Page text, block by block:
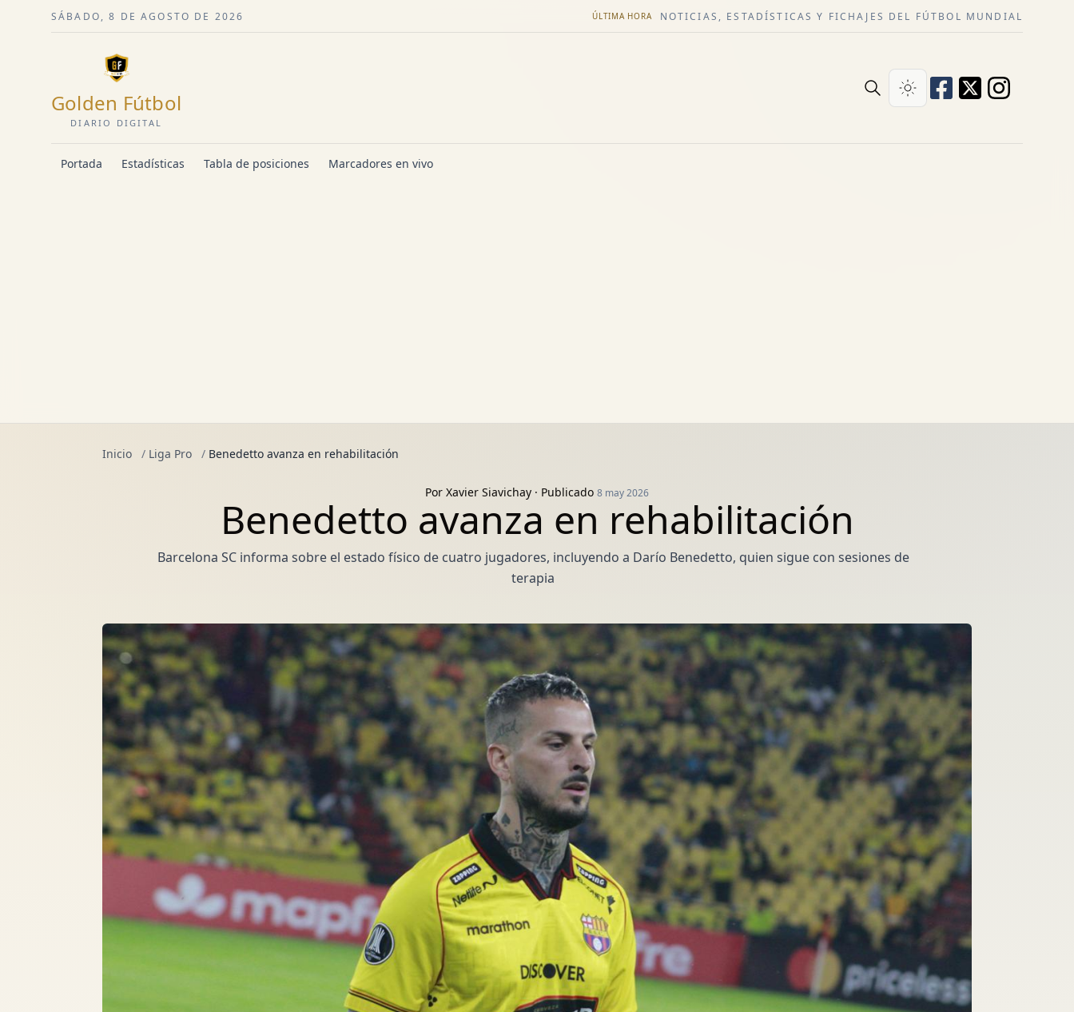
SÁBADO, 8 DE AGOSTO DE 2026 ÚLTIMA HORA NOTICIAS, ESTADÍSTICAS Y FICHAJES DEL FÚTBOL MUNDIAL
Golden Fútbol
DIARIO DIGITAL
Portada Estadísticas Tabla de posiciones Marcadores en vivo
Inicio / Liga Pro / Benedetto avanza en rehabilitación
Por Xavier Siavichay · Publicado 8 may 2026
Benedetto avanza en rehabilitación
Barcelona SC informa sobre el estado físico de cuatro jugadores, incluyendo a Darío Benedetto, quien sigue con sesiones de
terapia